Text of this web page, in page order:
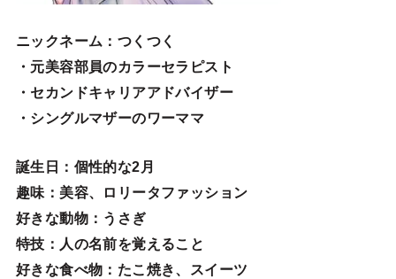
ニックネーム ：つくつく
・元美容部員のカラーセラピスト
・セカンドキャリアアドバイザー
・シングルマザーのワーママ
誕生日 ：個性的な2月
趣味 ：美容、ロリータファッション
好きな動物：うさぎ
特技 ：人の名前を覚えること
好きな食べ物 ：たこ焼き、スイーツ